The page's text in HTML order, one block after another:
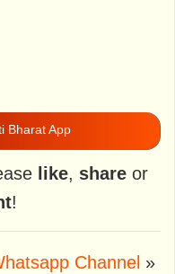
Bharat App
like, shareor
!
Channel »